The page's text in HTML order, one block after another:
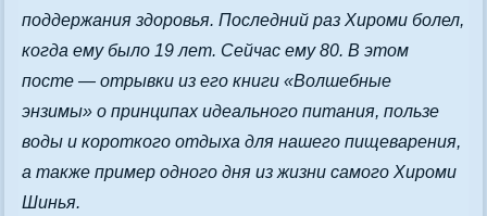
поддержания здоровья. Последний раз Хироми болел,
когда ему было 19 лет. Сейчас ему 80. В этом
посте — отрывки из его книги «Волшебные
энзимы» о принципах идеального питания, пользе
воды и короткого отдыха для нашего пищеварения,
а также пример одного дня из жизни самого Хироми
Шинья.